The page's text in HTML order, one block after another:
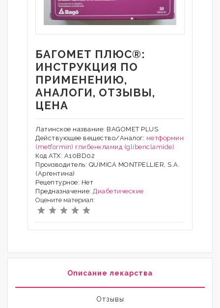
БАГОМЕТ ПЛЮС®:
ИНСТРУКЦИЯ ПО
ПРИМЕНЕНИЮ,
АНАЛОГИ, ОТЗЫВЫ,
ЦЕНА
Латинское название: BAGOMET PLUS
Действующее вещество/Аналог: метформин
(metformin) глибенкламид (glibenclamide)
Код АТХ: A10BD02
Производитель: QUIMICA MONTPELLIER, S.A.
(Аргентина)
Рецептурное: Нет
Предназначение: Диабетические
Оцените материал:
Описание лекарства
Отзывы